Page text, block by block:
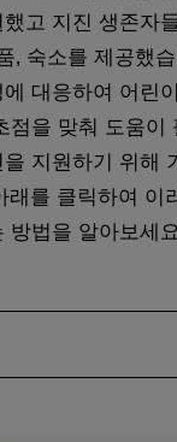
고 지진 생존자
, 숙소를 제공했
대응하여 어린
점을 맞춰 도움이
지원하기 위해
래를 클릭하여 이
방법을 알아보세